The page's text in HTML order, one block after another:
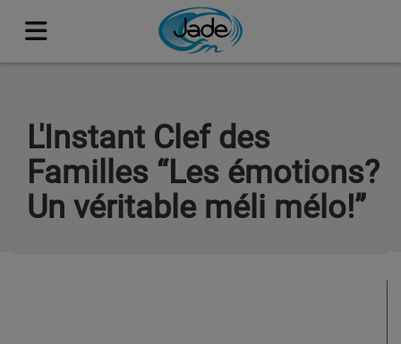
L'Instant Clef des
Familles “Les émotions?
Un véritable méli mélo!”